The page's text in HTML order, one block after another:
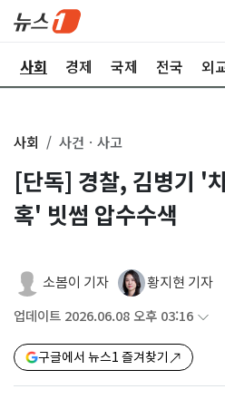
사회 경제 국제 전국 외
사회 사건ㆍ사고
[단독] 경찰, 김병기 '
혹' 빗썸 압수수색
소봄이 기자 황지현 기자
업데이트 2026.06.08 오후 03:16
구글에서 뉴스1 즐겨찾기